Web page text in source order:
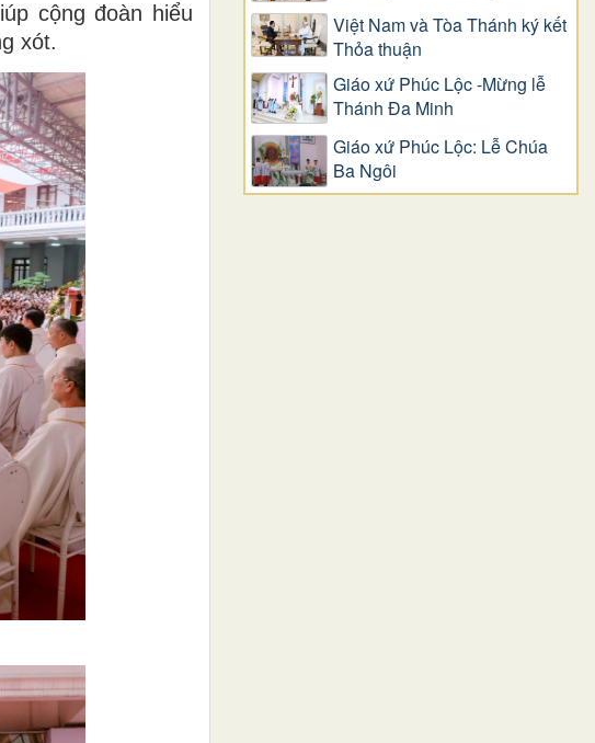
cộng đoàn hiểu
xót.
Việt Nam và Tòa Thánh ký kết
Thỏa thuận
Giáo xứ Phúc Lộc -Mừng lễ
Thánh Đa Minh
Giáo xứ Phúc Lộc: Lễ Chúa
Ba Ngôi